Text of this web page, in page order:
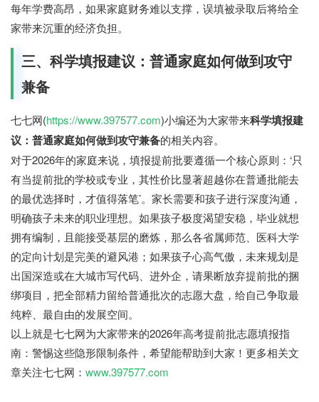
每年学费高昂，如果家庭财务难以支撑，误填被录取后将给全
家带来沉重的经济负担。
三、科学填报建议：普通家庭如何做到攻守
兼备
七七网(https://www.397577.com)小编还为大家带来科学填报建
议：普通家庭如何做到攻守兼备的相关内容。
对于2026年的家庭来说，填报提前批要遵循一个核心原则：‘只
有当提前批的学校或专业，其性价比显著超越你在普通批能去
的最优选择时，才值得落笔’。家长需要和孩子进行深度沟通，
明确孩子未来的职业理想。如果孩子极度渴望安稳，毕业就想
拥有编制，且能接受基层的磨炼，那么各省属师范、医科大学
的定向计划是完美的避风港；如果孩子心高气傲，未来规划是
出国深造或在大城市写代码、进外企，请果断放弃提前批的捆
绑项目，把全部精力留给普通批次的志愿大盘，给自己争取最
纯粹、最自由的发展空间。
以上就是七七网为大家带来的2026年高考提前批志愿填报指
南：警惕这些隐形限制条件，希望能帮助到大家！更多相关文
章关注七七网： www.397577.com